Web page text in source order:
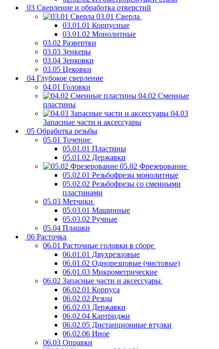
03 Сверление и обработка отверстий
03.01 Сверла
03.01.01 Корпусные
03.01.02 Монолитные
03.02 Развертки
03.03 Зенкеры
03.04 Зенковки
03.05 Цековки
04 Глубокое сверление
04.01 Головки
04.02 Сменные
пластины
04.03
Запасные части и аксессуары
05 Обработка резьбы
05.01 Точение
05.01.01 Пластины
05.01.02 Державки
05.02 Фрезерование
05.02.01 Резьбофрезы монолитные
05.02.02 Резьбофрезы со сменными
пластинами
05.03 Метчики
05.03.01 Машинные
05.03.02 Ручные
05.04 Плашки
06 Расточка
06.01 Расточные головки в сборе
06.01.01 Двухрезцовые
06.01.02 Однорезцовые (чистовые)
06.01.03 Микрометрические
06.02 Запасные части и аксессуары
06.02.01 Корпуса
06.02.02 Резцы
06.02.03 Державки
06.02.04 Картриджи
06.02.05 Дистанционные втулки
06.02.06 Иное
06.03 Оправки